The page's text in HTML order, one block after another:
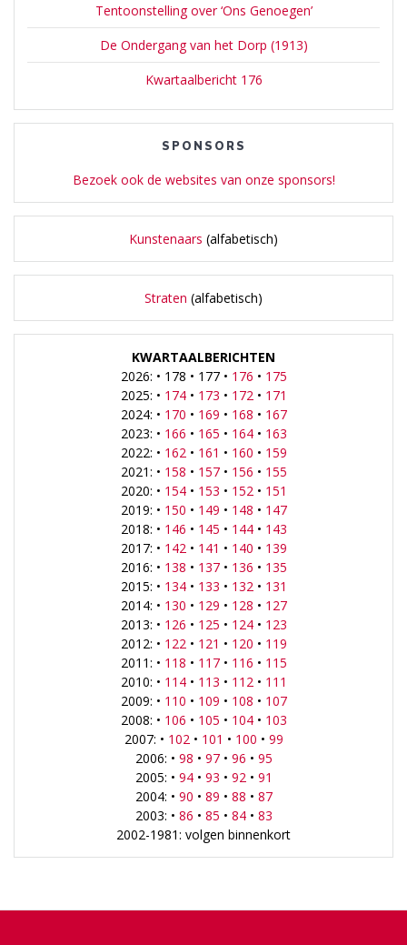
Tentoonstelling over ‘Ons Genoegen’
De Ondergang van het Dorp (1913)
Kwartaalbericht 176
SPONSORS
Bezoek ook de websites van onze sponsors!
Kunstenaars (alfabetisch)
Straten (alfabetisch)
KWARTAALBERICHTEN
2026: • 178 • 177 • 176 • 175
2025: • 174• 173 • 172• 171
2024: • 170 • 169 • 168 • 167
2023: • 166 • 165 • 164• 163
2022: • 162• 161 • 160 • 159
2021: • 158 • 157• 156 • 155
2020: • 154• 153 • 152• 151
2019: • 150 • 149 • 148 • 147
2018: • 146 • 145 • 144• 143
2017: • 142• 141 • 140 • 139
2016: • 138 • 137• 136 • 135
2015: • 134• 133 • 132• 131
2014: • 130 • 129 • 128 • 127
2013: • 126 • 125 • 124• 123
2012: • 122• 121 • 120 • 119
2011: • 118 • 117• 116 • 115
2010: • 114• 113 • 112• 111
2009: • 110 • 109 • 108 • 107
2008: • 106 • 105 • 104• 103
2007: • 102• 101 • 100 • 99
2006: • 98 • 97• 96 • 95
2005: • 94• 93 • 92• 91
2004: • 90 • 89 • 88 • 87
2003: • 86 • 85 • 84• 83
2002-1981: volgen binnenkort